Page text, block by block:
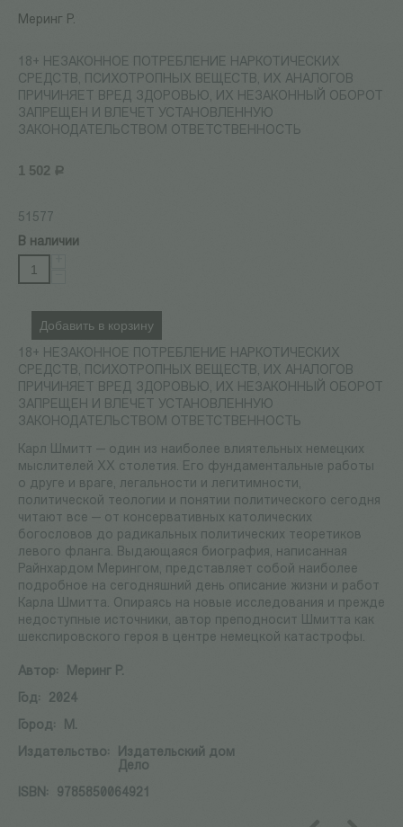
Меринг Р.
18+ НЕЗАКОННОЕ ПОТРЕБЛЕНИЕ НАРКОТИЧЕСКИХ
СРЕДСТВ, ПСИХОТРОПНЫХ ВЕЩЕСТВ, ИХ АНАЛОГОВ
ПРИЧИНЯЕТ ВРЕД ЗДОРОВЬЮ, ИХ НЕЗАКОННЫЙ ОБОРОТ
ЗАПРЕЩЕН И ВЛЕЧЕТ УСТАНОВЛЕННУЮ
ЗАКОНОДАТЕЛЬСТВОМ ОТВЕТСТВЕННОСТЬ
1 502 Р
51577
В наличии
Добавить в корзину
18+ НЕЗАКОННОЕ ПОТРЕБЛЕНИЕ НАРКОТИЧЕСКИХ
СРЕДСТВ, ПСИХОТРОПНЫХ ВЕЩЕСТВ, ИХ АНАЛОГОВ
ПРИЧИНЯЕТ ВРЕД ЗДОРОВЬЮ, ИХ НЕЗАКОННЫЙ ОБОРОТ
ЗАПРЕЩЕН И ВЛЕЧЕТ УСТАНОВЛЕННУЮ
ЗАКОНОДАТЕЛЬСТВОМ ОТВЕТСТВЕННОСТЬ
Карл Шмитт — один из наиболее влиятельных немецких
мыслителей XX столетия. Его фундаментальные работы
о друге и враге, легальности и легитимности,
политической теологии и понятии политического сегодня
читают все — от консервативных католических
богословов до радикальных политических теоретиков
левого фланга. Выдающаяся биография, написанная
Райнхардом Мерингом, представляет собой наиболее
подробное на сегодняшний день описание жизни и работ
Карла Шмитта. Опираясь на новые исследования и прежде
недоступные источники, автор преподносит Шмитта как
шекспировского героя в центре немецкой катастрофы.
Автор:
Меринг Р.
Год:
2024
Город:
М.
Издательство:
Издательский дом
Дело
ISBN:
9785850064921